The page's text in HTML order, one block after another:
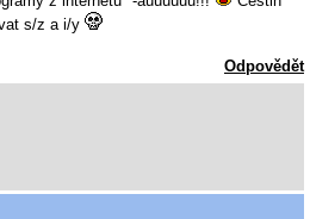
s/z a i/y
Odpovědět